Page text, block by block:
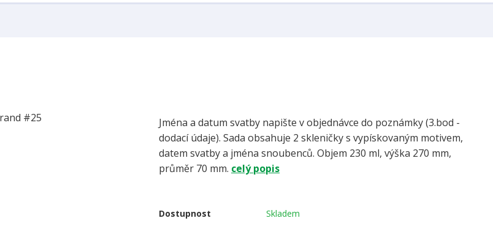
Jména a datum svatby napište v objednávce do poznámky (3.bod -
dodací údaje). Sada obsahuje 2 skleničky s vypískovaným motivem,
datem svatby a jména snoubenců. Objem 230 ml, výška 270 mm,
průměr 70 mm. celý popis
Dostupnost Skladem